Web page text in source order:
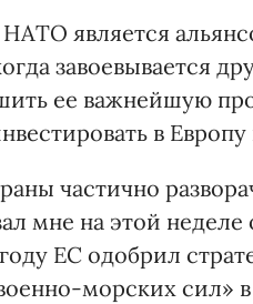
является
завоевывается
ее важнейшую
в
частично
мне на этой
году ЕС одобрил
морских сил»